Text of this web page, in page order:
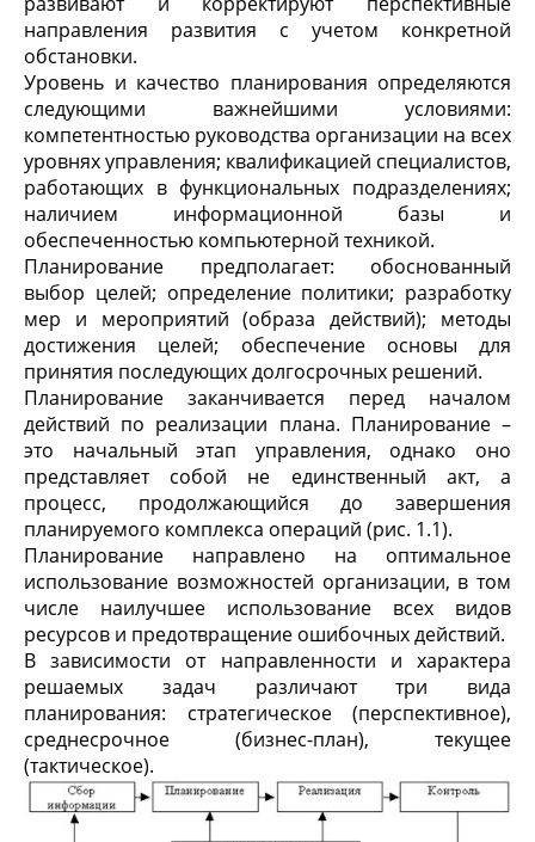
направления развития с учетом конкретной
обстановки.
Уровень и качество планирования определяются
следующими важнейшими условиями:
компетентностью руководства организации на всех
уровнях управления; квалификацией специалистов,
работающих в функциональных подразделениях;
наличием информационной базы и
обеспеченностью компьютерной техникой.
Планирование предполагает: обоснованный
выбор целей; определение политики; разработку
мер и мероприятий (образа действий); методы
достижения целей; обеспечение основы для
принятия последующих долгосрочных решений.
Планирование заканчивается перед началом
действий по реализации плана. Планирование –
это начальный этап управления, однако оно
представляет собой не единственный акт, а
процесс, продолжающийся до завершения
планируемого комплекса операций (рис. 1.1).
Планирование направлено на оптимальное
использование возможностей организации, в том
числе наилучшее использование всех видов
ресурсов и предотвращение ошибочных действий.
В зависимости от направленности и характера
решаемых задач различают три вида
планирования: стратегическое (перспективное),
среднесрочное (бизнес-план), текущее
(тактическое).